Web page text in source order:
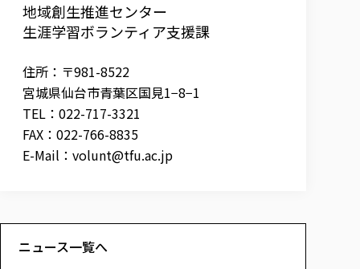
地域創生推進センター
生涯学習ボランティア支援課
住所：〒981-8522
宮城県仙台市青葉区国見1−8−1
TEL：022-717-3321
FAX：022-766-8835
E-Mail： volunt@tfu.ac.jp
ニュース一覧へ